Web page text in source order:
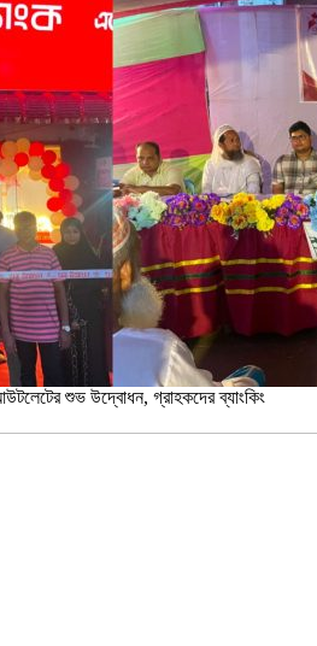
শুভ উদ্বোধন, গ্রাহকদের ব্যাংকিং